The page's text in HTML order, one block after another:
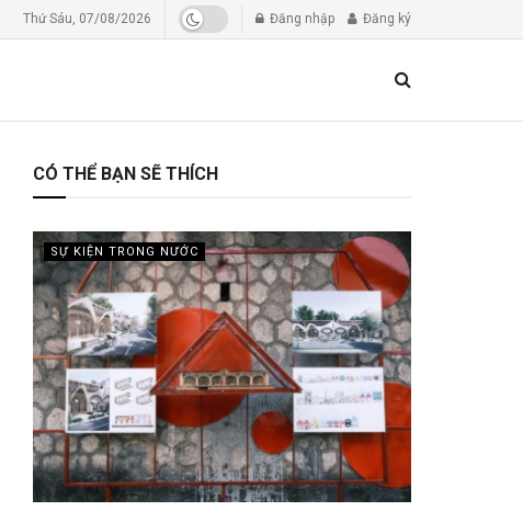
Thứ Sáu, 07/08/2026 Đăng nhập Đăng ký
CÓ THỂ BẠN SẼ THÍCH
SỰ KIỆN TRONG NƯỚC